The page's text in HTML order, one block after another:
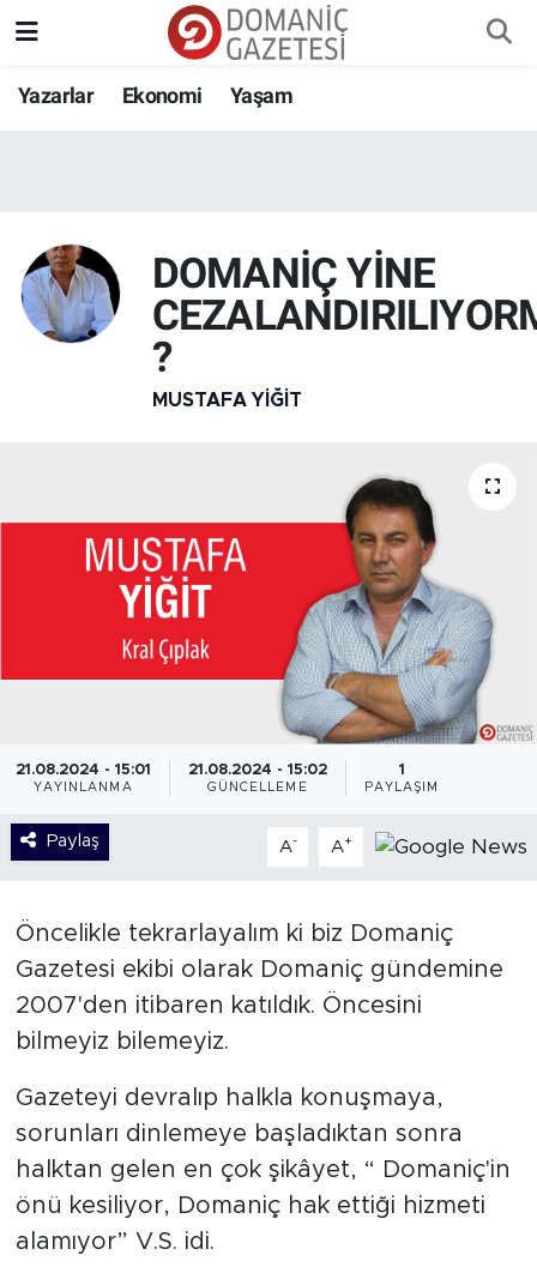
Yazarlar Ekonomi Yaşam
DOMANİÇ YİNE
?
MUSTAFA YIĞIT
21.08.2024 - 15:01
YAYINLANMA
21.08.2024 - 15:02
GÜNCELLEME
1
PAYLAŞIM
Paylaş A- A+
Öncelikle tekrarlayalım ki biz Domaniç
Gazetesi ekibi olarak Domaniç gündemine
2007'den itibaren katıldık. Öncesini
bilmeyiz bilemeyiz.
Gazeteyi devralıp halkla konuşmaya,
sorunları dinlemeye başladıktan sonra
halktan gelen en çok şikâyet, “ Domaniç'in
önü kesiliyor, Domaniç hak ettiği hizmeti
alamıyor” V.S. idi.